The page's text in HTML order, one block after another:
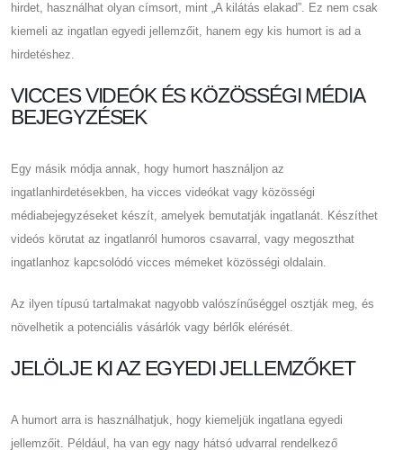
hirdet, használhat olyan címsort, mint „A kilátás elakad”. Ez nem csak
kiemeli az ingatlan egyedi jellemzőit, hanem egy kis humort is ad a
hirdetéshez.
VICCES VIDEÓK ÉS KÖZÖSSÉGI MÉDIA
BEJEGYZÉSEK
Egy másik módja annak, hogy humort használjon az
ingatlanhirdetésekben, ha vicces videókat vagy közösségi
médiabejegyzéseket készít, amelyek bemutatják ingatlanát. Készíthet
videós körutat az ingatlanról humoros csavarral, vagy megoszthat
ingatlanhoz kapcsolódó vicces mémeket közösségi oldalain.
Az ilyen típusú tartalmakat nagyobb valószínűséggel osztják meg, és
növelhetik a potenciális vásárlók vagy bérlők elérését.
JELÖLJE KI AZ EGYEDI JELLEMZŐKET
A humort arra is használhatjuk, hogy kiemeljük ingatlana egyedi
jellemzőit. Például, ha van egy nagy hátsó udvarral rendelkező